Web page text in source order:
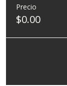
Precio
$0.00